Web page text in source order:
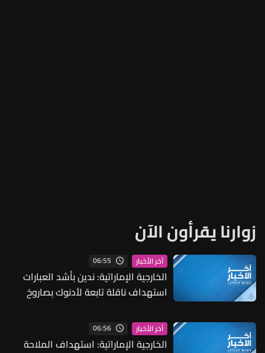
زوارنا يقرأون الآن
آخر الأخبار 06:55
الخارجية الإماراتية: ندين بأشد العبارات
استهداف ناقلة تابعة لأدنوك بصاروخ
آخر الأخبار 06:56
الخارجية الإماراتية: استهداف الملاحة